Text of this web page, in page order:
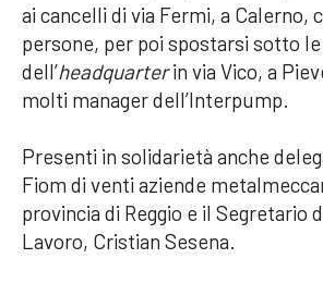
ai cancelli di via Fermi, a Calerno,
persone, per poi spostarsi sotto
dell’headquarterin via Vico, a
molti manager dell’Interpump.
Presenti in solidarietà anche
Fiom di venti aziende
provincia di Reggio e il Segretario
Lavoro, Cristian Sesena.